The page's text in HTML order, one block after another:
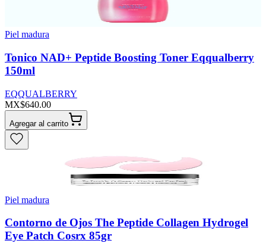
Piel madura
Tonico NAD+ Peptide Boosting Toner Eqqualberry
150ml
EQQUALBERRY
MX$640.00
Agregar al carrito
Piel madura
Contorno de Ojos The Peptide Collagen Hydrogel
Eye Patch Cosrx 85gr